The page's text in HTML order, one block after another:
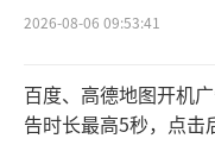
创始人家族
终保持稳固，外
摇这一格局。
2026-08-06 09:53:41
百度、高德地图开机
告时长最高5秒，点击